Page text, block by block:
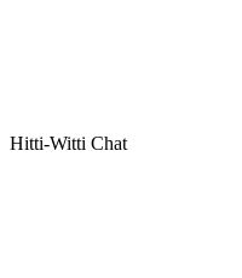
Hitti-Witti Chat